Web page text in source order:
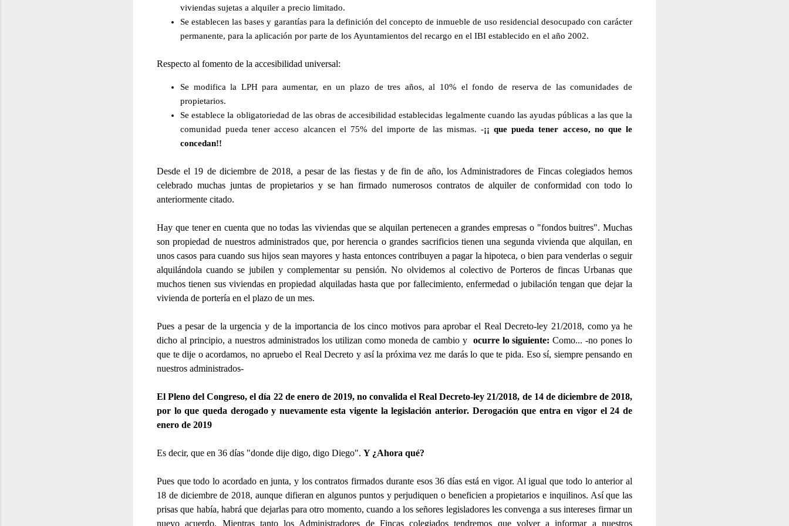
viviendas sujetas a alquiler a precio limitado.
Se establecen las bases y garantías para la definición del concepto de inmueble de uso residencial desocupado con carácter
permanente, para la aplicación por parte de los Ayuntamientos del recargo en el IBI establecido en el año 2002.
Respecto al fomento de la accesibilidad universal:
Se modifica la LPH para aumentar, en un plazo de tres años, al 10% el fondo de reserva de las comunidades de
propietarios.
Se establece la obligatoriedad de las obras de accesibilidad establecidas legalmente cuando las ayudas públicas a las que la
comunidad pueda tener acceso alcancen el 75% del importe de las mismas. -¡¡ que pueda tener acceso, no que le
concedan!!
Desde el 19 de diciembre de 2018, a pesar de las fiestas y de fin de año, los Administradores de Fincas colegiados hemos
celebrado muchas juntas de propietarios y se han firmado numerosos contratos de alquiler de conformidad con todo lo
anteriormente citado.
Hay que tener en cuenta que no todas las viviendas que se alquilan pertenecen a grandes empresas o "fondos buitres". Muchas
son propiedad de nuestros administrados que, por herencia o grandes sacrificios tienen una segunda vivienda que alquilan, en
unos casos para cuando sus hijos sean mayores y hasta entonces contribuyen a pagar la hipoteca, o bien para venderlas o seguir
alquilándola cuando se jubilen y complementar su pensión. No olvidemos al colectivo de Porteros de fincas Urbanas que
muchos tienen sus viviendas en propiedad alquiladas hasta que por fallecimiento, enfermedad o jubilación tengan que dejar la
vivienda de portería en el plazo de un mes.
Pues a pesar de la urgencia y de la importancia de los cinco motivos para aprobar el Real Decreto-ley 21/2018, como ya he
dicho al principio, a nuestros administrados los utilizan como moneda de cambio y ocurre lo siguiente:Como... -no pones lo
que te dije o acordamos, no apruebo el Real Decreto y así la próxima vez me darás lo que te pida. Eso sí, siempre pensando en
nuestros administrados-
El Pleno del Congreso, el día 22 de enero de 2019, no convalida el Real Decreto-ley 21/2018, de 14 de diciembre de 2018,
por lo que queda derogado y nuevamente esta vigente la legislación anterior. Derogación que entra en vigor el 24 de
enero de 2019
Es decir, que en 36 días "donde dije digo, digo Diego". Y ¿Ahora qué?
Pues que todo lo acordado en junta, y los contratos firmados durante esos 36 días está en vigor. Al igual que todo lo anterior al
18 de diciembre de 2018, aunque difieran en algunos puntos y perjudiquen o beneficien a propietarios e inquilinos. Así que las
prisas que había, habrá que dejarlas para otro momento, cuando a los señores legisladores les convenga a sus intereses firmar un
nuevo acuerdo. Mientras tanto los Administradores de Fincas colegiados tendremos que volver a informar a nuestros